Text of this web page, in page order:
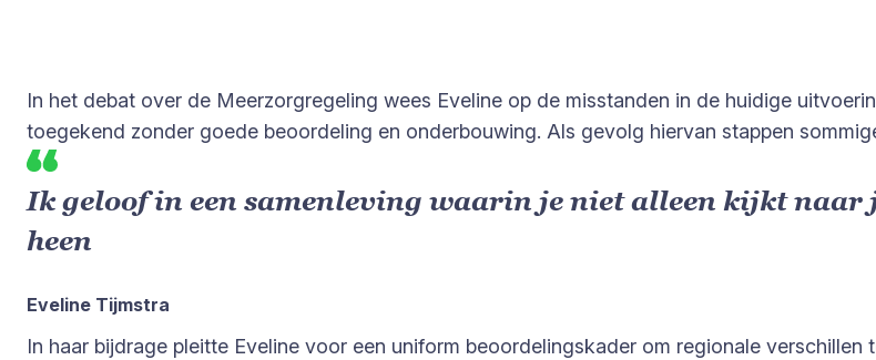
In het debat over de Meerzorgregeling wees Eveline op de misstanden in de huidige
toegekend zonder goede beoordeling en onderbouwing. Als gevolg hiervan stappen
Ik geloof in een samenleving waarin je niet alleen kijkt naar
heen
Eveline Tijmstra
In haar bijdrage pleitte Eveline voor een uniform beoordelingskader om regionale